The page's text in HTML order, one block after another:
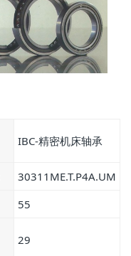
IBC-精密机床轴承
30311ME.T.P4A.UM
55
29